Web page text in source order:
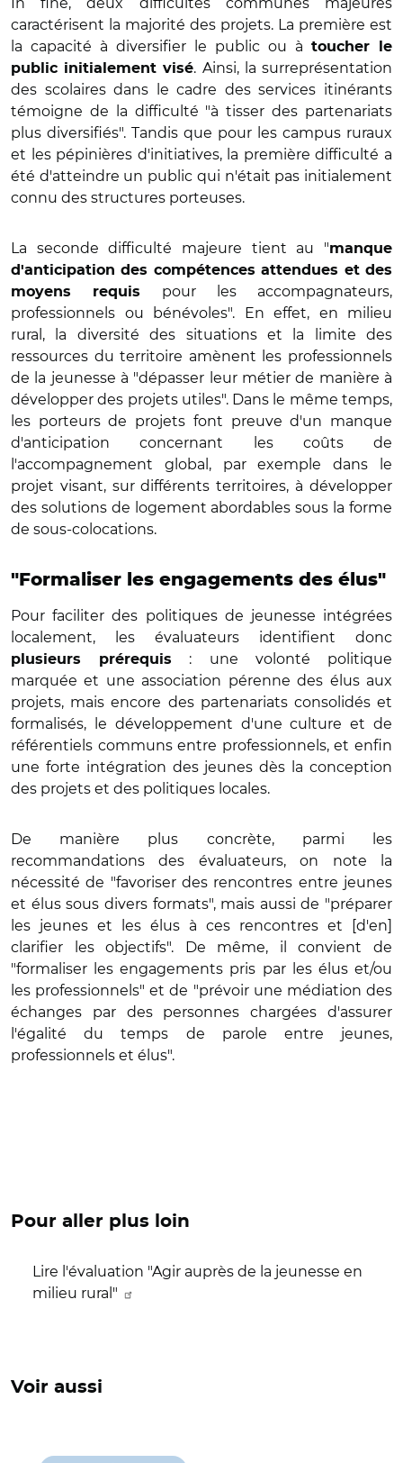
caractérisent la majorité des projets. La première est
la capacité à diversifier le public ou à toucher le
public initialement visé. Ainsi, la surreprésentation
des scolaires dans le cadre des services itinérants
témoigne de la difficulté "à tisser des partenariats
plus diversifiés". Tandis que pour les campus ruraux
et les pépinières d'initiatives, la première difficulté a
été d'atteindre un public qui n'était pas initialement
connu des structures porteuses.
La seconde difficulté majeure tient au "manque
d'anticipation des compétences attendues et des
moyens requis
pour les accompagnateurs,
professionnels ou bénévoles". En effet, en milieu
rural, la diversité des situations et la limite des
ressources du territoire amènent les professionnels
de la jeunesse à "dépasser leur métier de manière à
développer des projets utiles". Dans le même temps,
les porteurs de projets font preuve d'un manque
d'anticipation concernant les coûts de
l'accompagnement global, par exemple dans le
projet visant, sur différents territoires, à développer
des solutions de logement abordables sous la forme
de sous-colocations.
"Formaliser les engagements des élus"
Pour faciliter des politiques de jeunesse intégrées
localement, les évaluateurs identifient donc
plusieurs prérequis
: une volonté politique
marquée et une association pérenne des élus aux
projets, mais encore des partenariats consolidés et
formalisés, le développement d'une culture et de
référentiels communs entre professionnels, et enfin
une forte intégration des jeunes dès la conception
des projets et des politiques locales.
De manière plus concrète, parmi les
recommandations des évaluateurs, on note la
nécessité de "favoriser des rencontres entre jeunes
et élus sous divers formats", mais aussi de "préparer
les jeunes et les élus à ces rencontres et [d'en]
clarifier les objectifs". De même, il convient de
"formaliser les engagements pris par les élus et/ou
les professionnels" et de "prévoir une médiation des
échanges par des personnes chargées d'assurer
l'égalité du temps de parole entre jeunes,
professionnels et élus".
Pour aller plus loin
Lire l'évaluation "Agir auprès de la jeunesse en
milieu rural"
Voir aussi